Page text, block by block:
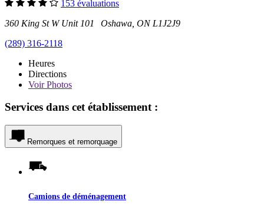
153 évaluations
360 King St W Unit 101 Oshawa, ON L1J2J9
(289) 316-2118
Heures
Directions
VoirPhotos
Services dans cet établissement :
Remorques et remorquage
Camions de déménagement